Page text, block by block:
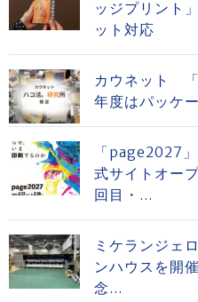
ッジプリント
ット対応
カウネット
年度はパッケ
「page2027
式サイトオー
回目・...
ミケランジェ
ンハウスを開
念...